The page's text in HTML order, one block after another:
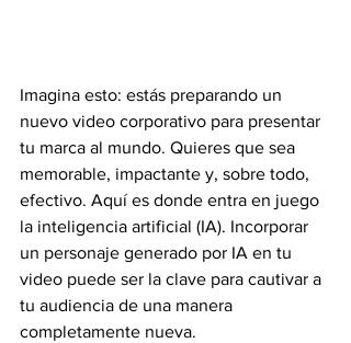
Imagina esto: estás preparando un
nuevo video corporativo para presentar
tu marca al mundo. Quieres que sea
memorable, impactante y, sobre todo,
efectivo. Aquí es donde entra en juego
la inteligencia artificial (IA). Incorporar
un personaje generado por IA en tu
video puede ser la clave para cautivar a
tu audiencia de una manera
completamente nueva.